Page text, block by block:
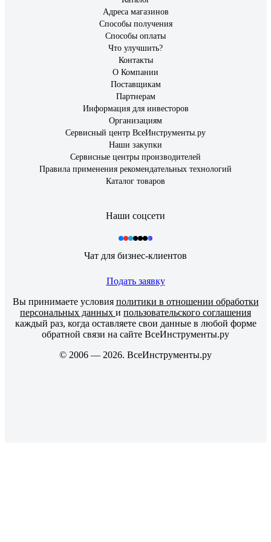
Адреса магазинов
Способы получения
Способы оплаты
Что улучшить?
Контакты
О Компании
Поставщикам
Партнерам
Информация для инвесторов
Организациям
Сервисный центр ВсеИнструменты.ру
Наши закупки
Сервисные центры производителей
Правила применения рекомендательных технологий
Каталог товаров
Наши соцсети
Чат для бизнес-клиентов
Подать заявку
Вы принимаете условия политики в отношении обработки
персональных данных и пользовательского соглашения
каждый раз, когда оставляете свои данные в любой форме
обратной связи на сайте ВсеИнструменты.ру
© 2006 — 2026. ВсеИнструменты.ру